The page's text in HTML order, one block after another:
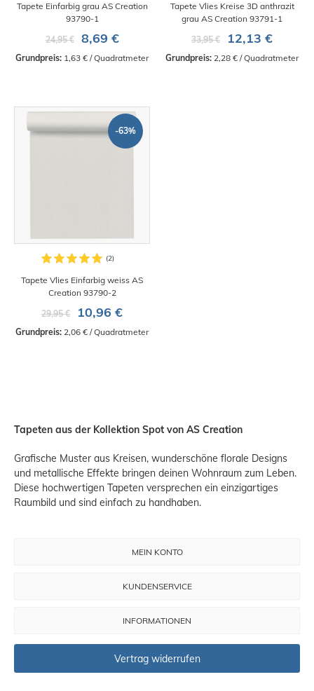
Tapete Einfarbig grau AS Creation
93790-1
24,95 €
8,69 €
Grundpreis: 1,63 € / Quadratmeter
Tapete Vlies Kreise 3D anthrazit
grau AS Creation 93791-1
33,95 €
12,13 €
Grundpreis: 2,28 € / Quadratmeter
-63%
Tapete Vlies Einfarbig weiss AS
Creation 93790-2
29,95 €
10,96 €
Grundpreis: 2,06 € / Quadratmeter
Tapeten aus der Kollektion Spot von AS Creation
Grafische Muster aus Kreisen, wunderschöne florale Designs
und metallische Effekte bringen deinen Wohnraum zum Leben.
Diese hochwertigen Tapeten versprechen ein einzigartiges
Raumbild und sind einfach zu handhaben.
MEIN KONTO
KUNDENSERVICE
INFORMATIONEN
Vertrag widerrufen